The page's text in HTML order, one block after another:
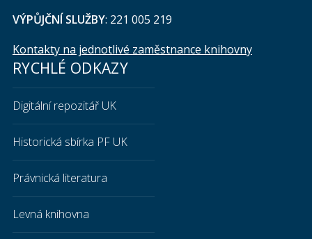
VÝPŮJČNÍ SLUŽBY: 221 005 219
Kontakty na jednotlivé zaměstnance knihovny
RYCHLÉ ODKAZY
Digitální repozitář UK
Historická sbírka PF UK
Právnická literatura
Levná knihovna